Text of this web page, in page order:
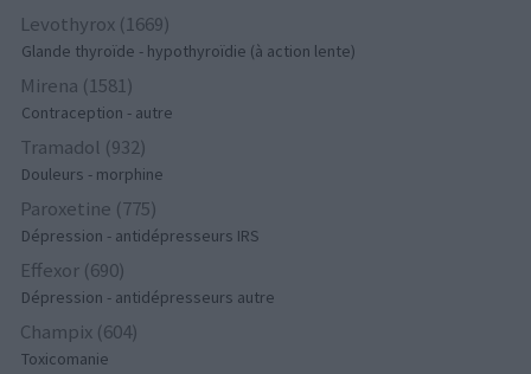
Levothyrox (1669)
Glande thyroïde - hypothyroïdie (à action lente)
Mirena (1581)
Contraception - autre
Tramadol (932)
Douleurs - morphine
Paroxetine (775)
Dépression - antidépresseurs IRS
Effexor (690)
Dépression - antidépresseurs autre
Champix (604)
Toxicomanie